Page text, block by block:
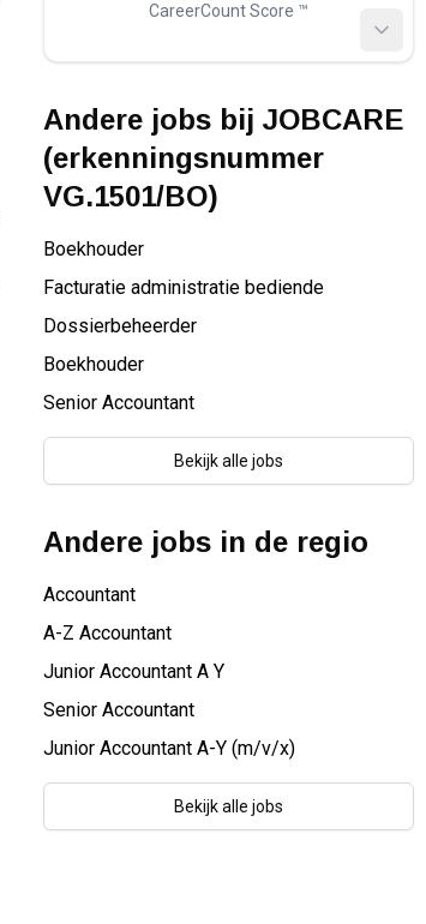
CareerCount Score ™️
Andere jobs bij JOBCARE
(erkenningsnummer
VG.1501/BO)
Boekhouder
Facturatie administratie bediende
Dossierbeheerder
Boekhouder
Senior Accountant
Bekijk alle jobs
Andere jobs in de regio
Accountant
A-Z Accountant
Junior Accountant A Y
Senior Accountant
Junior Accountant A-Y (m/v/x)
Bekijk alle jobs